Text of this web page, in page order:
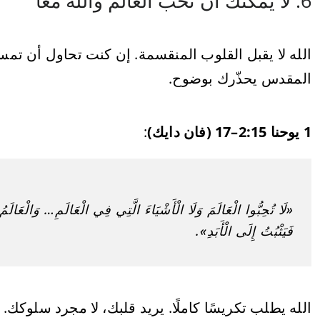
الله لا يقبل القلوب المنقسمة. إن كنت تحاول أن
المقدس يحذّرك بوضوح.
1 يوحنا 2:15–17 (فان دايك) :
«لَا تُحِبُّوا الْعَالَمَ وَلَا الْأَشْيَاءَ الَّتِي فِي الْعَالَمِ…
فَيَثْبُتُ إِلَى الْأَبَدِ».
الله يطلب تكريسًا كاملًا. يريد قلبك، لا مجرد